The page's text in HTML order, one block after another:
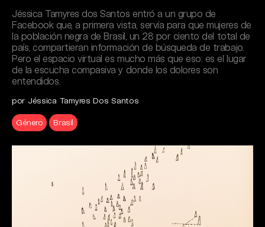
Jéssica Tamyres dos Santos entró a un grupo de
Facebook que, a primera vista, servía para que mujeres de
la población negra de Brasil, un 28 por ciento del total de
país, compartieran información de búsqueda de trabajo.
Pero el espacio virtual es mucho más que eso: es el lugar
de la escucha compasiva y donde los dolores son
entendidos.
por Jéssica Tamyres Dos Santos
Género Brasil